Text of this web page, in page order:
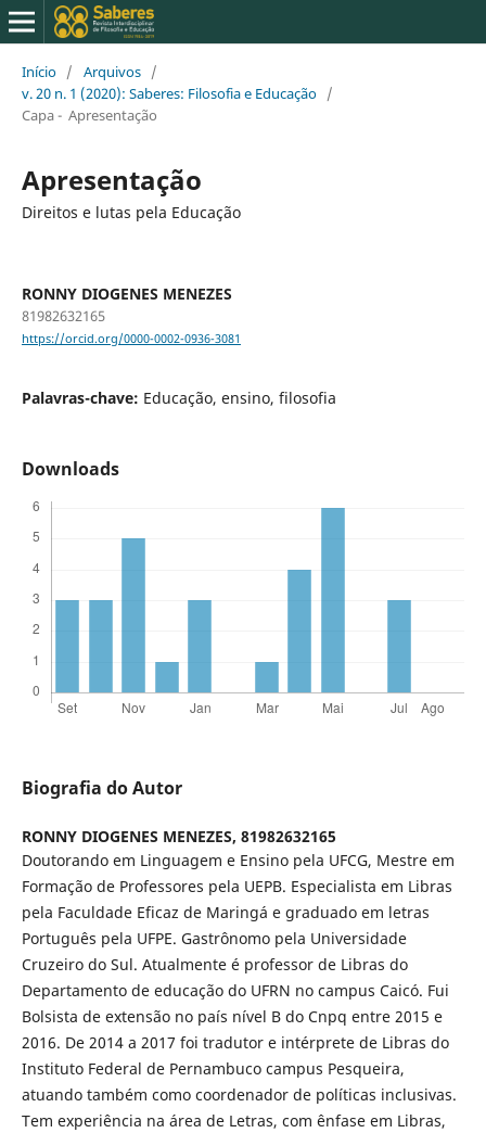
Início / Arquivos /
v. 20 n. 1 (2020): Saberes: Filosofia e Educação /
Capa - Apresentação
Apresentação
Direitos e lutas pela Educação
RONNY DIOGENES MENEZES
81982632165
https://orcid.org/0000-0002-0936-3081
Palavras-chave: Educação, ensino, filosofia
Downloads
Biografia do Autor
RONNY DIOGENES MENEZES, 81982632165
Doutorando em Linguagem e Ensino pela UFCG, Mestre em
Formação de Professores pela UEPB. Especialista em Libras
pela Faculdade Eficaz de Maringá e graduado em letras
Português pela UFPE. Gastrônomo pela Universidade
Cruzeiro do Sul. Atualmente é professor de Libras do
Departamento de educação do UFRN no campus Caicó. Fui
Bolsista de extensão no país nível B do Cnpq entre 2015 e
2016. De 2014 a 2017 foi tradutor e intérprete de Libras do
Instituto Federal de Pernambuco campus Pesqueira,
atuando também como coordenador de políticas inclusivas.
Tem experiência na área de Letras, com ênfase em Libras,